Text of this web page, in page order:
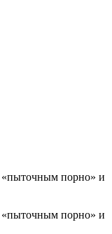
«пыточным порно» и
«пыточным порно» и